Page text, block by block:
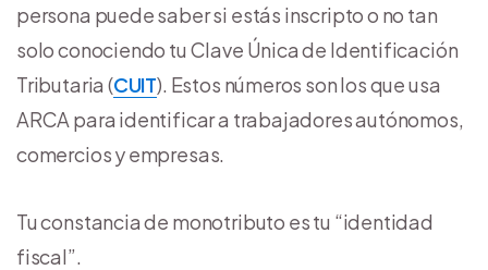
persona puede saber si estás inscripto o no tan
solo conociendo tu Clave Única de Identificación
Tributaria (CUIT). Estos números son los que usa
ARCA para identificar a trabajadores autónomos,
comercios y empresas.
Tu constancia de monotributo es tu “identidad
fiscal”.